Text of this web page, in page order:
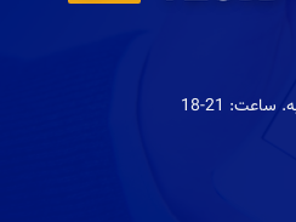
21-18